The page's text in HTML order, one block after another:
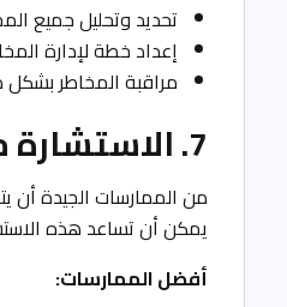
تحديد وتحليل جميع
إعداد خطة لإدارة
مراقبة المخاطر بشكل
7. الاستشارة مع أصحاب الخبرة والمتخصصين
من الممارسات الجيدة أن
يمكن أن تساعد هذه
أفضل الممارسات: